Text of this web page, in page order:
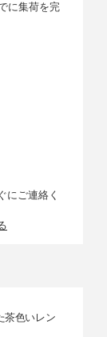
に集荷を完
にご連絡く
茶色いレン